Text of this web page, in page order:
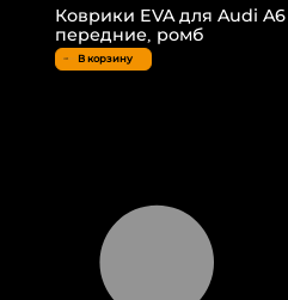
Коврики EVA для Audi A6
передние, ромб
В корзину